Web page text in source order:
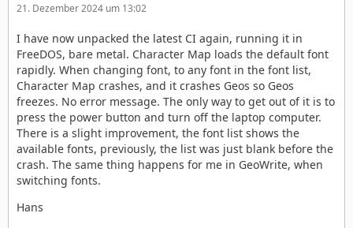
21. Dezember 2024 um 13:02
I have now unpacked the latest CI again, running it in
FreeDOS, bare metal. Character Map loads the default font
rapidly. When changing font, to any font in the font list,
Character Map crashes, and it crashes Geos so Geos
freezes. No error message. The only way to get out of it is to
press the power button and turn off the laptop computer.
There is a slight improvement, the font list shows the
available fonts, previously, the list was just blank before the
crash. The same thing happens for me in GeoWrite, when
switching fonts.
Hans